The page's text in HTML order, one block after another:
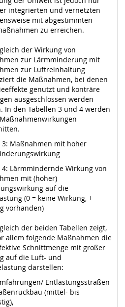
integrierten und vernetzten
mit abgestimmten
zu erreichen.
der Wirkung von
zur Lärmminderung mit
zur Luftreinhaltung
die Maßnahmen, bei denen
genutzt und konträre
ausgeschlossen werden
In den Tabellen 3 und 4 werden
3: Maßnahmen mit hoher
4: Lärmmindernde Wirkung von
mit (hoher)
auf die
(0 = keine Wirkung, +
vorhanden)
der beiden Tabellen zeigt,
allem folgende Maßnahmen die
Schnittmenge mit großer
auf die Luft- und
darstellen:
Entlastungsstraßen
(mittel- bis